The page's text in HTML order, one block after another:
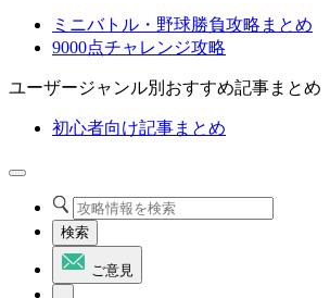
ミニバトル・野球勝負攻略まとめ
9000点チャレンジ攻略
ユーザージャンル別おすすめ記事まとめ
初心者向け記事まとめ
検索
ご意見